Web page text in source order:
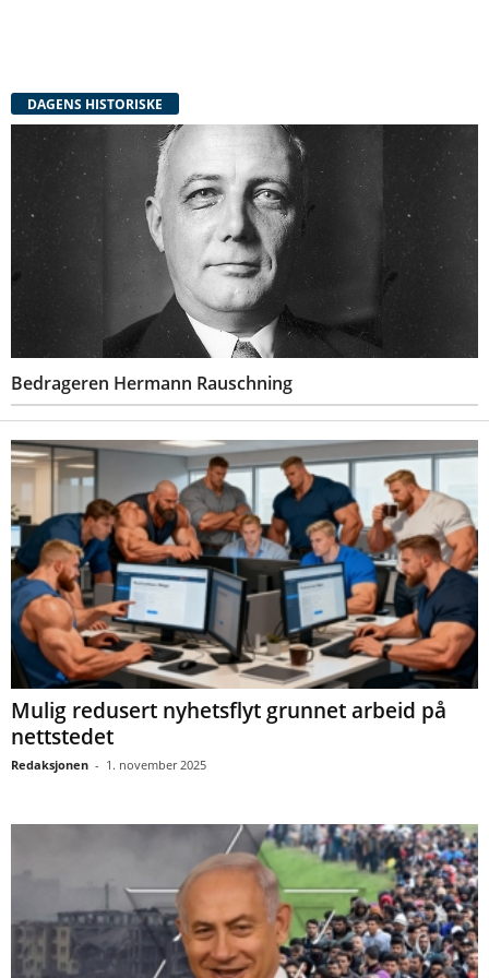
DAGENS HISTORISKE
Bedrageren Hermann Rauschning
Mulig redusert nyhetsflyt grunnet arbeid på
nettstedet
Redaksjonen - 1. november 2025